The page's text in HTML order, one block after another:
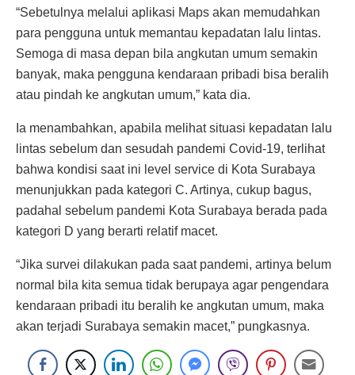
“Sebetulnya melalui aplikasi Maps akan memudahkan
para pengguna untuk memantau kepadatan lalu lintas.
Semoga di masa depan bila angkutan umum semakin
banyak, maka pengguna kendaraan pribadi bisa beralih
atau pindah ke angkutan umum,” kata dia.
Ia menambahkan, apabila melihat situasi kepadatan lalu
lintas sebelum dan sesudah pandemi Covid-19, terlihat
bahwa kondisi saat ini level service di Kota Surabaya
menunjukkan pada kategori C. Artinya, cukup bagus,
padahal sebelum pandemi Kota Surabaya berada pada
kategori D yang berarti relatif macet.
“Jika survei dilakukan pada saat pandemi, artinya belum
normal bila kita semua tidak berupaya agar pengendara
kendaraan pribadi itu beralih ke angkutan umum, maka
akan terjadi Surabaya semakin macet,” pungkasnya.